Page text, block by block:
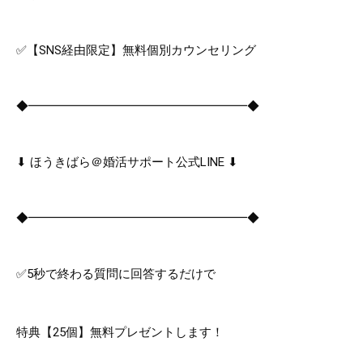
✅【SNS経由限定】無料個別カウンセリング
◆━━━━━━━━━━━━━━━━━━◆
⬇︎ ほうきばら＠婚活サポート公式LINE ⬇︎
◆━━━━━━━━━━━━━━━━━━◆
✅5秒で終わる質問に回答するだけで
特典【25個】無料プレゼントします！